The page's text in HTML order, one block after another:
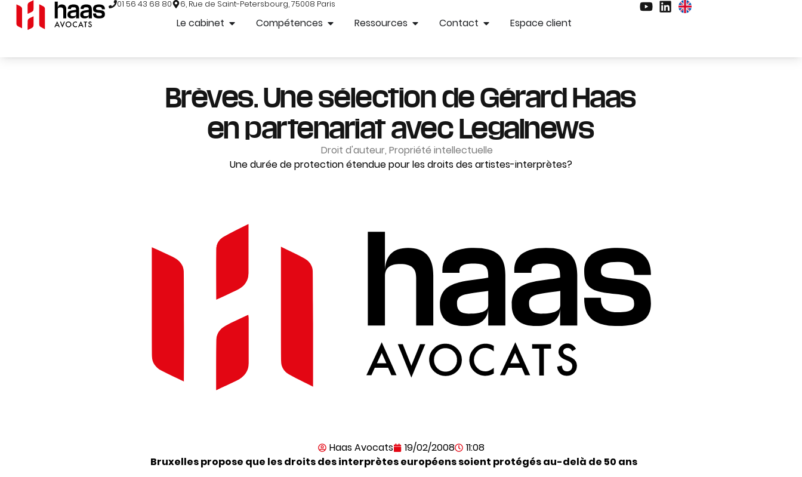
01 56 43 68 80 6, Rue de Saint-Petersbourg, 75008 Paris
Le cabinet Compétences Ressources Contact Espace client
Brèves. Une sélection de Gérard Haas
en partenariat avec Legalnews
Droit d'auteur, Propriété intellectuelle
Une durée de protection étendue pour les droits des artistes-interprètes?
Haas Avocats 19/02/2008
11:08
Bruxelles propose que les droits des interprètes européens soient protégés au-delà de 50 ans